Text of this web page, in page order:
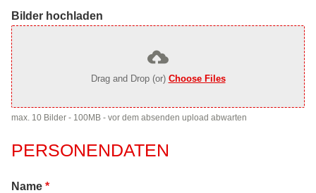
Bilder hochladen
Drag and Drop (or) Choose Files
max. 10 Bilder - 100MB - vor dem absenden upload abwarten
PERSONENDATEN
Name *